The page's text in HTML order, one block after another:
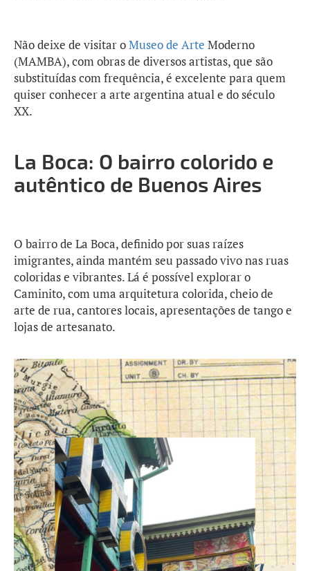
Não deixe de visitar oMuseo de Arte Moderno
(MAMBA), com obras de diversos artistas, que são
substituídas com frequência, é excelente para quem
quiser conhecer a arte argentina atual e do século
XX.
La Boca: O bairro colorido e
autêntico de Buenos Aires
O bairro de La Boca, definido por suas raízes
imigrantes, ainda mantém seu passado vivo nas ruas
coloridas e vibrantes. Lá é possível explorar o
Caminito, com uma arquitetura colorida, cheio de
arte de rua, cantores locais, apresentações de tango e
lojas de artesanato.